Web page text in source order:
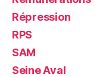
Répression
RPS
SAM
Seine Aval